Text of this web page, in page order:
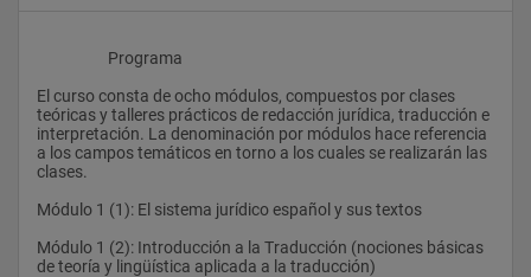
                    Programa
El curso consta de ocho módulos, compuestos por clases
teóricas y talleres prácticos de redacción jurídica, traducción e
interpretación. La denominación por módulos hace referencia
a los campos temáticos en torno a los cuales se realizarán las
clases.
Módulo 1 (1): El sistema jurídico español y sus textos
Módulo 1 (2): Introducción a la Traducción (nociones básicas
de teoría y lingüística aplicada a la traducción)